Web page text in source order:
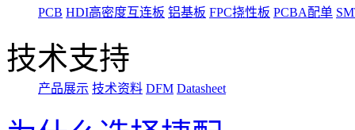
PCB HDI高密度互连板 铝基板 FPC挠性板 PCBA配单
技术支持
产品展示 技术资料 DFM Datasheet